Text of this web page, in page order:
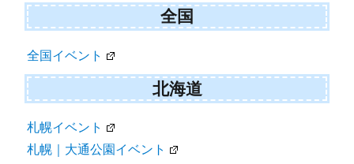
ビ
ー
シ
ョ
ン
全国
全国イベント
北海道
札幌イベント
札幌｜大通公園イベント